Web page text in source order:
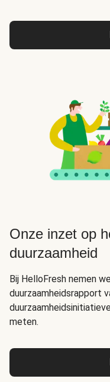
Onze inzet op
duurzaamheid
Bij HelloFresh nemen
duurzaamheidsrapport
meten.